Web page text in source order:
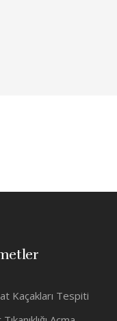
Kaçakları Tespiti